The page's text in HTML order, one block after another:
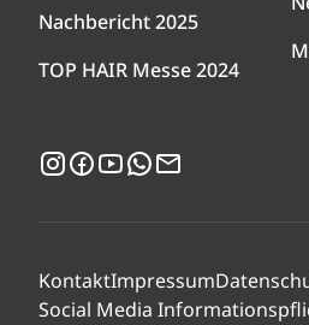
Nachbericht 2025
TOP HAIR Messe 2024
Instagram
Facebook
YouTubeWhatsApp
KontaktImpressum
Social Media